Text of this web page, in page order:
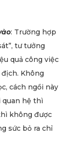
: Trường hợp
tư tưởng
quả công việc
Không
cách ngồi này
quan hệ thì
không được
sức bỏ ra chỉ